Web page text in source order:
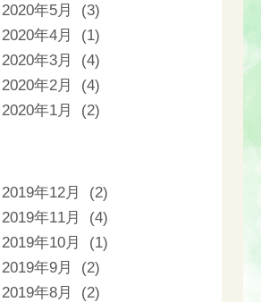
2020年5月 (3)
2020年4月 (1)
2020年3月 (4)
2020年2月 (4)
2020年1月 (2)
2019年12月 (2)
2019年11月 (4)
2019年10月 (1)
2019年9月 (2)
2019年8月 (2)